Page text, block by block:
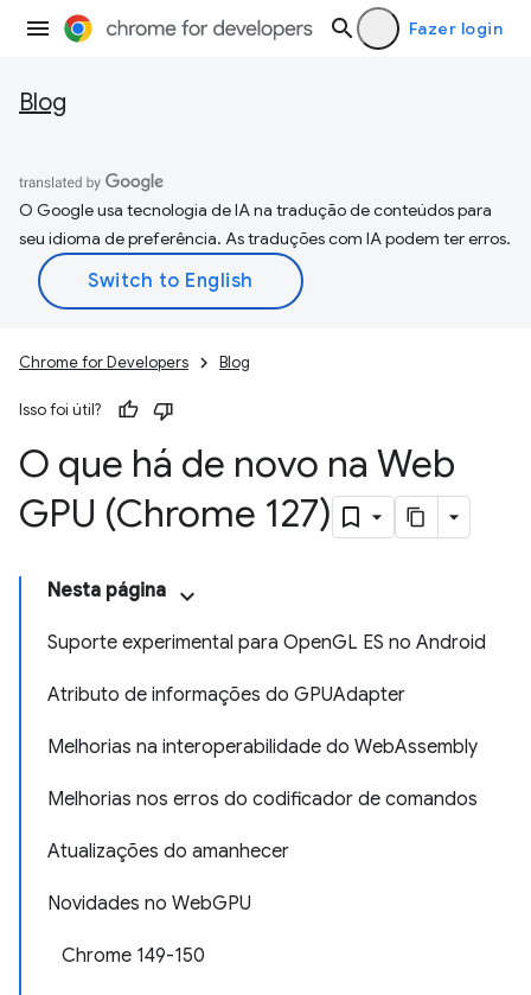
Fazer login
Blog
O Google usa tecnologia de IA na tradução de conteúdos para
seu idioma de preferência. As traduções com IA podem ter erros.
Chrome for Developers Blog
Isso foi útil?
O que há de novo na Web
GPU (Chrome 127)
Nesta página
Suporte experimental para OpenGL ES no Android
Atributo de informações do GPUAdapter
Melhorias na interoperabilidade do WebAssembly
Melhorias nos erros do codificador de comandos
Atualizações do amanhecer
Novidades no WebGPU
Chrome 149-150